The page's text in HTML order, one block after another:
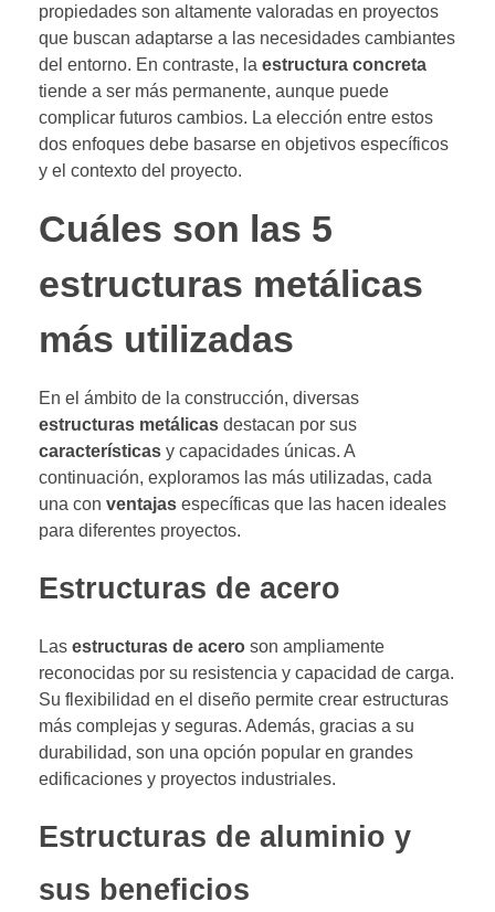
propiedades son altamente valoradas en proyectos
que buscan adaptarse a las necesidades cambiantes
del entorno. En contraste, la estructura concreta
tiende a ser más permanente, aunque puede
complicar futuros cambios. La elección entre estos
dos enfoques debe basarse en objetivos específicos
y el contexto del proyecto.
Cuáles son las 5
estructuras metálicas
más utilizadas
En el ámbito de la construcción, diversas
estructuras metálicas destacan por sus
características y capacidades únicas. A
continuación, exploramos las más utilizadas, cada
una con ventajas específicas que las hacen ideales
para diferentes proyectos.
Estructuras de acero
Las estructuras de acero son ampliamente
reconocidas por su resistencia y capacidad de carga.
Su flexibilidad en el diseño permite crear estructuras
más complejas y seguras. Además, gracias a su
durabilidad, son una opción popular en grandes
edificaciones y proyectos industriales.
Estructuras de aluminio y
sus beneficios